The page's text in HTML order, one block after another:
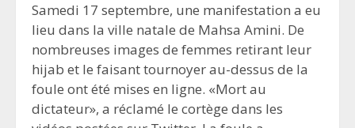
Samedi 17 septembre, une manifestation a eu
lieu dans la ville natale de Mahsa Amini. De
nombreuses images de femmes retirant leur
hijab et le faisant tournoyer au-dessus de la
foule ont été mises en ligne. «Mort au
dictateur», a réclamé le cortège dans les